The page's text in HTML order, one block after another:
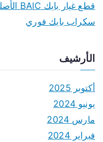
سكراب بايك فوري
الأرشيف
أكتوبر 2025
يونيو 2024
مارس 2024
فبراير 2024